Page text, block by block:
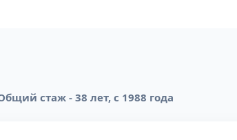
стаж - 38 лет, с 1988 года